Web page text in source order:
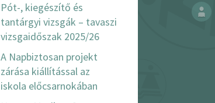
Pót-, kiegészítő és
tantárgyi vizsgák – tavaszi
vizsgaidőszak 2025/26
A Napbiztosan projekt
zárása kiállítással az
iskola előcsarnokában